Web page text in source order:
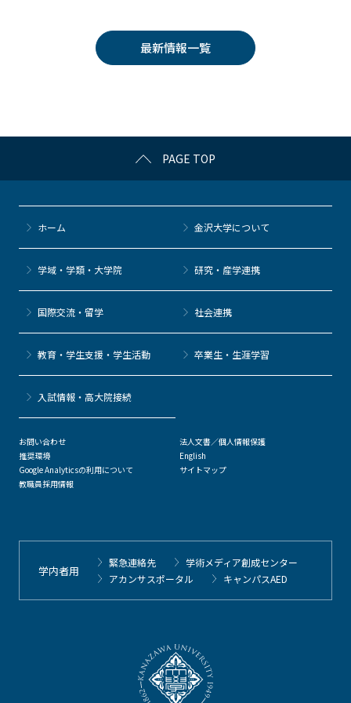
k
erk
et
n
a
最新情報一覧
PAGE TOP
ホーム 金沢大学について
学域・学類・大学院 研究・産学連携
国際交流・留学 社会連携
教育・学生支援・学生活動 卒業生・生涯学習
⼊試情報・高大院接続
お問い合わせ
推奨環境
Google Analyticsの利用について
教職員採用情報
法人文書／個人情報保護
English
サイトマップ
学内者用
緊急連絡先
学術メディア創成センター
アカンサスポータル
キャンパスAED